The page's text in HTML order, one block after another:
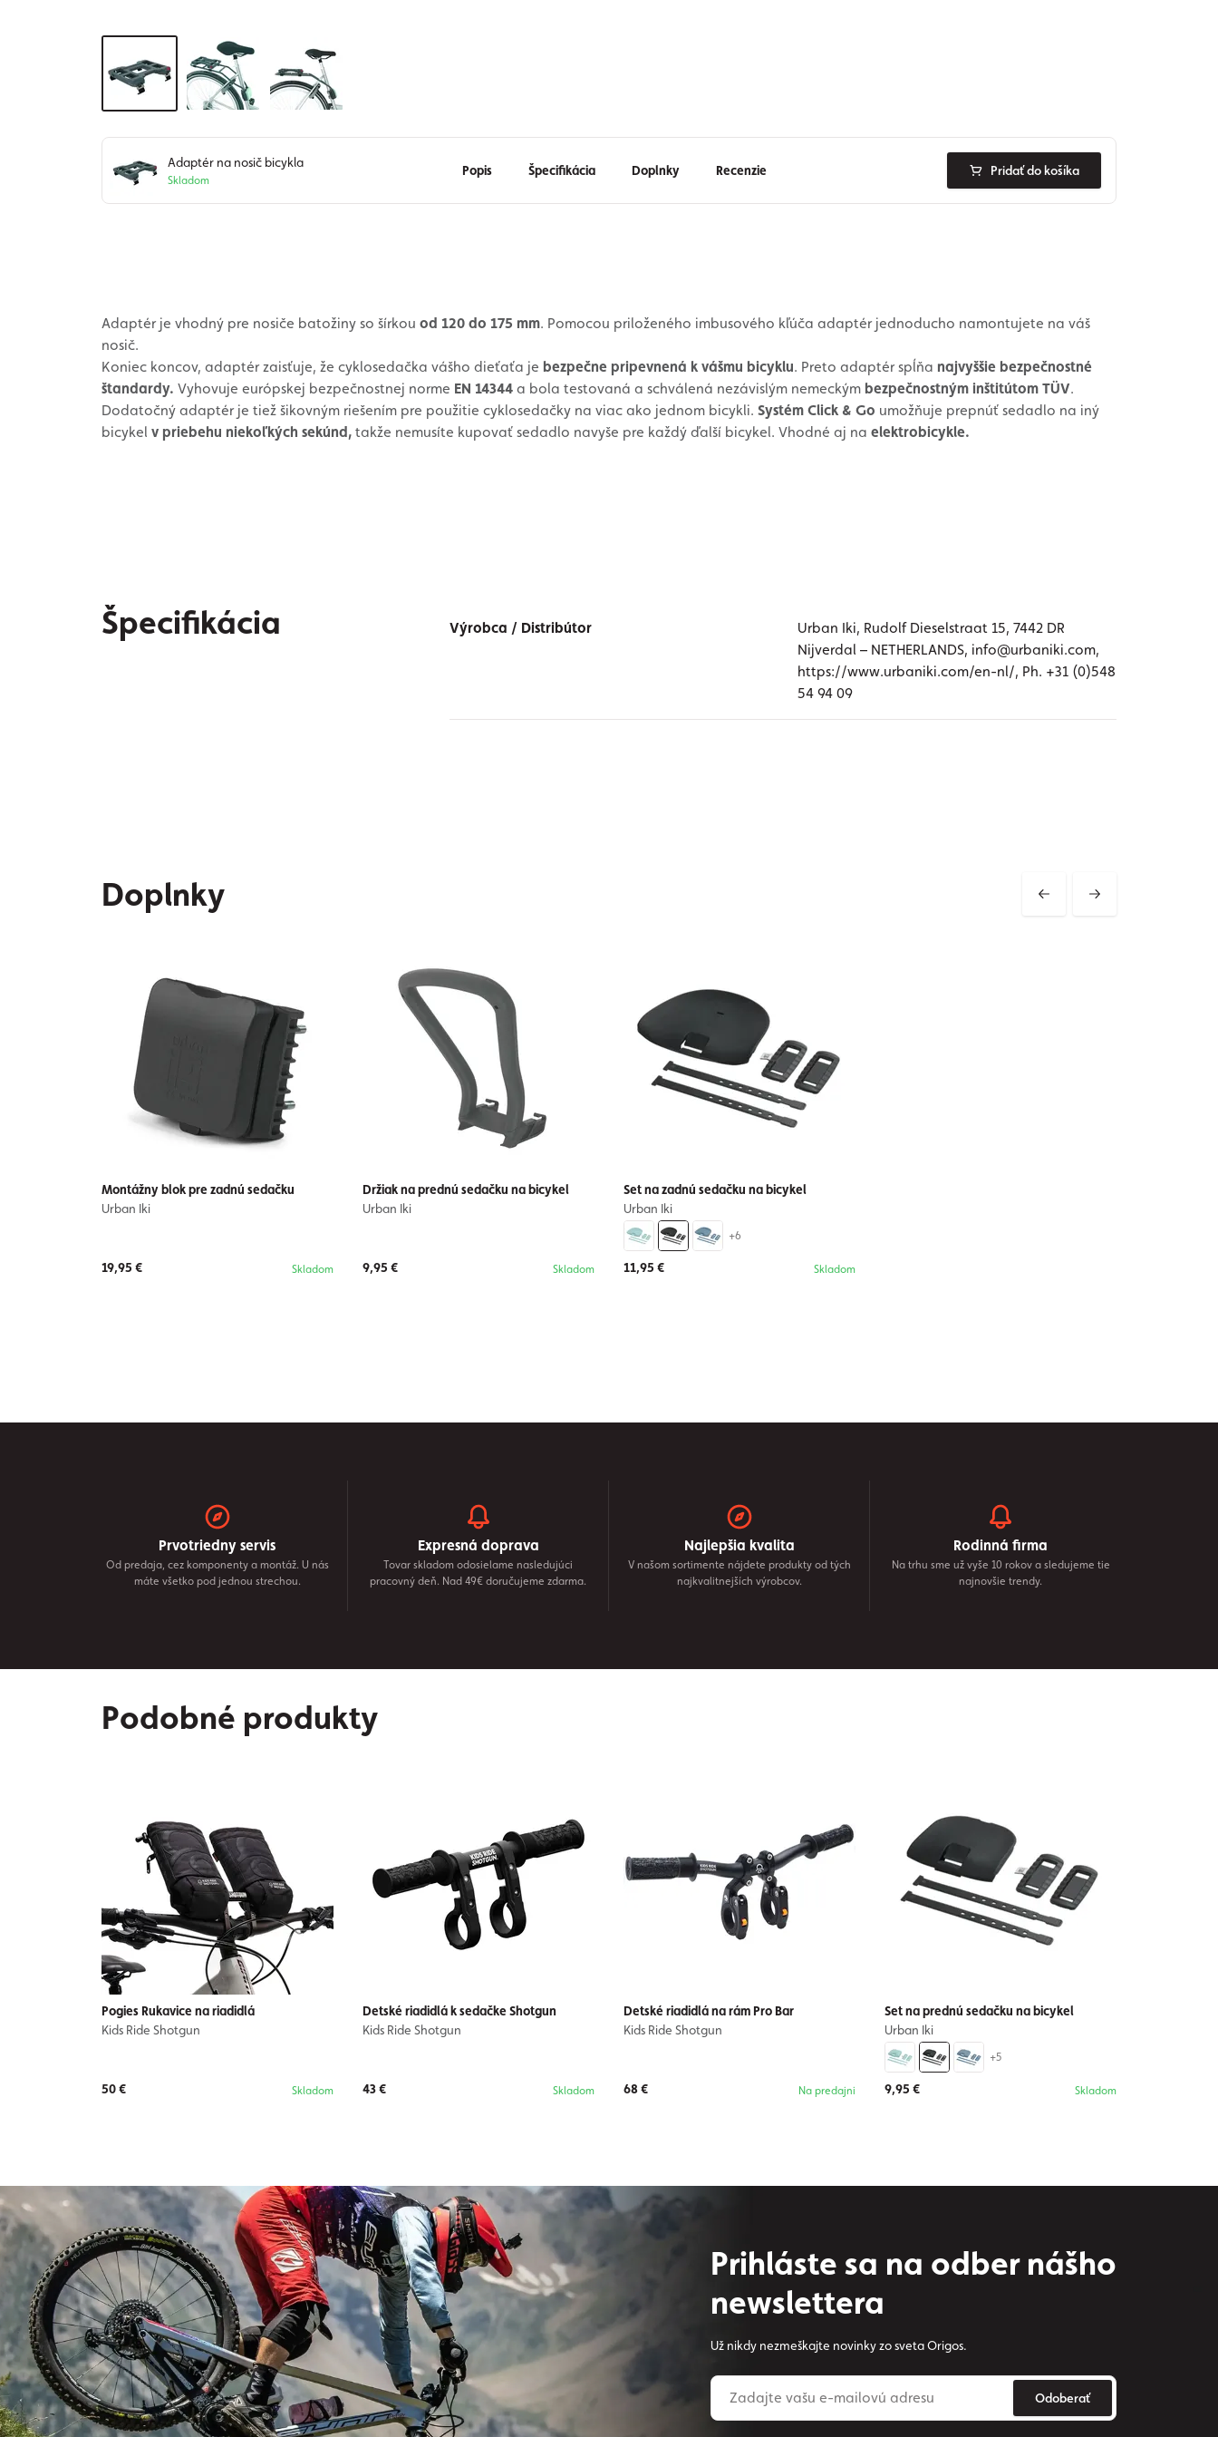
Adaptér na nosič bicykla
Skladom
Popis Špecifikácia Doplnky Recenzie Pridať do košíka
Adaptér je vhodný pre nosiče batožiny so šírkou od 120 do 175 mm. Pomocou priloženého imbusového kľúča adaptér jednoducho namontujete na váš
nosič.
Koniec koncov, adaptér zaisťuje, že cyklosedačka vášho dieťaťa je bezpečne pripevnená k vášmu bicyklu. Preto adaptér spĺňa najvyššie bezpečnostné
štandardy. Vyhovuje európskej bezpečnostnej norme EN 14344 a bola testovaná a schválená nezávislým nemeckým bezpečnostným inštitútom TÜV.
Dodatočný adaptér je tiež šikovným riešením pre použitie cyklosedačky na viac ako jednom bicykli. Systém Click & Go umožňuje prepnúť sedadlo na iný
bicykel v priebehu niekoľkých sekúnd, takže nemusíte kupovať sedadlo navyše pre každý ďalší bicykel. Vhodné aj na elektrobicykle.
Špecifikácia Výrobca / Distribútor
Urban Iki, Rudolf Dieselstraat 15, 7442 DR
Nijverdal – NETHERLANDS, info@urbaniki.com,
https://www.urbaniki.com/en-nl/, Ph. +31 (0)548
54 94 09
Doplnky
Montážny blok pre zadnú sedačku
Urban Iki
19,95 € Skladom
Držiak na prednú sedačku na bicykel
Urban Iki
9,95 € Skladom
Set na zadnú sedačku na bicykel
Urban Iki
+6
11,95 € Skladom
Prvotriedny servis
Od predaja, cez komponenty a montáž. U nás
máte všetko pod jednou strechou.
Expresná doprava
Tovar skladom odosielame nasledujúci
pracovný deň. Nad 49€ doručujeme zdarma.
Najlepšia kvalita
V našom sortimente nájdete produkty od tých
najkvalitnejších výrobcov.
Rodinná firma
Na trhu sme už vyše 10 rokov a sledujeme tie
najnovšie trendy.
Podobné produkty
Pogies Rukavice na riadidlá
Kids Ride Shotgun
50 € Skladom
Detské riadidlá k sedačke Shotgun
Kids Ride Shotgun
43 € Skladom
Detské riadidlá na rám Pro Bar
Kids Ride Shotgun
68 € Na predajni
Set na prednú sedačku na bicykel
Urban Iki
+5
9,95 € Skladom
Prihláste sa na odber nášho
newslettera
Už nikdy nezmeškajte novinky zo sveta Origos.
Odoberať